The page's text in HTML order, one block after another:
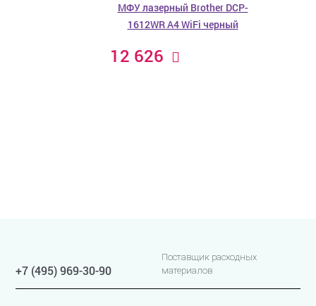
МФУ лазерный Brother DCP-
1612WR A4 WiFi черный
12 626
+7 (495) 969-30-90
Поставщик расходных
материалов